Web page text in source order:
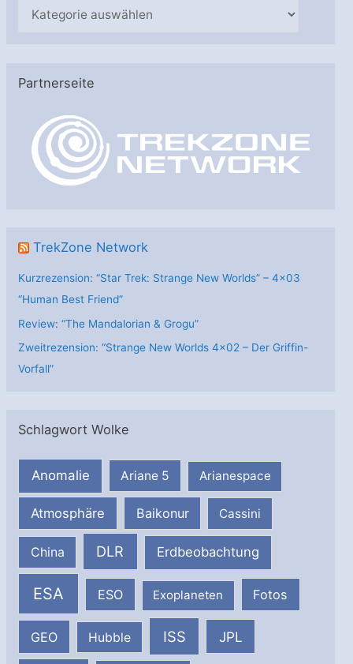
g
Partnerseite
TrekZone Network
Kurzrezension: “Star Trek: Strange New Worlds” – 4×03
“Human Best Friend”
Review: “The Mandalorian & Grogu”
Zweitrezension: “Strange New Worlds 4×02 – Der Griffin-
Vorfall”
Schlagwort Wolke
Anomalie Ariane 5 Arianespace
Atmosphäre Baikonur Cassini
China DLR Erdbeobachtung
ESA ESO Exoplaneten Fotos
GEO Hubble ISS JPL